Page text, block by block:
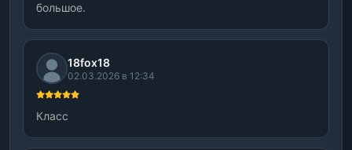
большое.
18fox18
02.03.2026 в 12:34
Класс